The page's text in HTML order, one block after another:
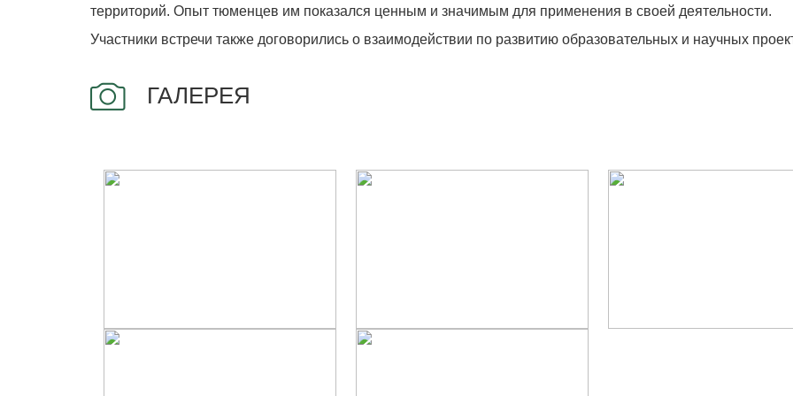
территорий. Опыт тюменцев им показался ценным и значимым для применения в своей деятельности.
Участники встречи также договорились о взаимодействии по развитию образовательных и научных
ГАЛЕРЕЯ